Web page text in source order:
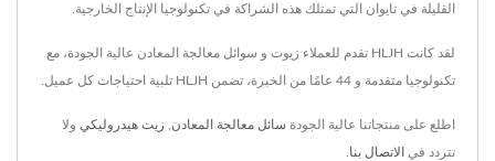
القليلة في تايوان التي تمتلك هذه الشراكة في تكنولوجيا الإنتاج الخارجية.
لقد كانت HLJH تقدم للعملاء زيوت و سوائل معالجة المعادن عالية الجودة، مع
تكنولوجيا متقدمة و 44 عامًا من الخبرة، تضمن HLJH تلبية احتياجات كل عميل.
اطلع على منتجاتنا عالية الجودة سائل معالجة المعادن زيت هيدروليكي ولا
تتردد في الاتصال بنا